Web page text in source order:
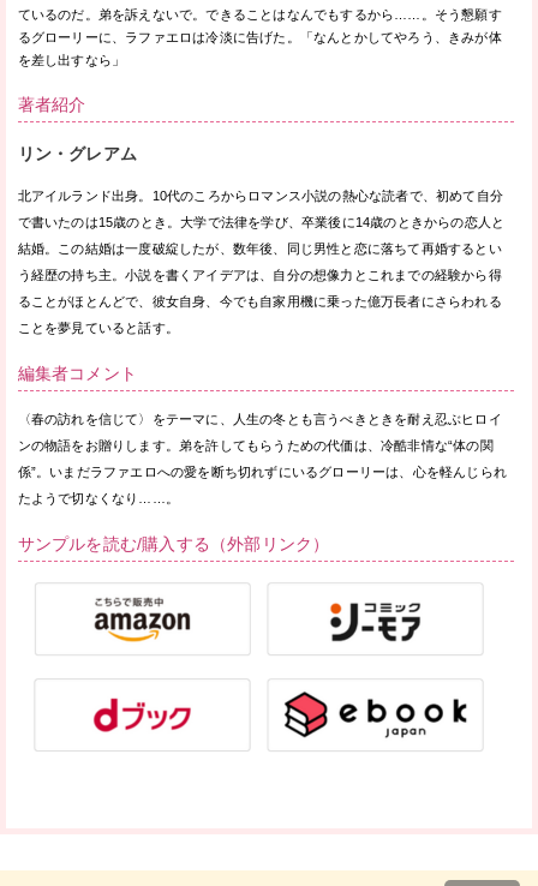
ているのだ。弟を訴えないで。できることはなんでもするから……。そう懇願す
るグローリーに、ラファエロは冷淡に告げた。「なんとかしてやろう、きみが体
を差し出すなら」
著者紹介
リン・グレアム
北アイルランド出身。10代のころからロマンス小説の熱心な読者で、初めて自分
で書いたのは15歳のとき。大学で法律を学び、卒業後に14歳のときからの恋人と
結婚。この結婚は一度破綻したが、数年後、同じ男性と恋に落ちて再婚するとい
う経歴の持ち主。小説を書くアイデアは、自分の想像力とこれまでの経験から得
ることがほとんどで、彼女自身、今でも自家用機に乗った億万長者にさらわれる
ことを夢見ていると話す。
編集者コメント
〈春の訪れを信じて〉をテーマに、人生の冬とも言うべきときを耐え忍ぶヒロイ
ンの物語をお贈りします。弟を許してもらうための代価は、冷酷非情な“体の関
係”。いまだラファエロへの愛を断ち切れずにいるグローリーは、心を軽んじられ
たようで切なくなり……。
サンプルを読む/購入する（外部リンク）